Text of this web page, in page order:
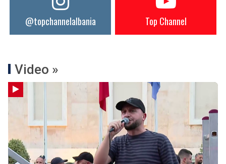
@topchannelalbania Top Channel
Video »